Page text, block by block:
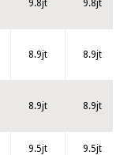
9.8jt 9.8jt
8.9jt 8.9jt
8.9jt 8.9jt
9.5jt 9.5jt